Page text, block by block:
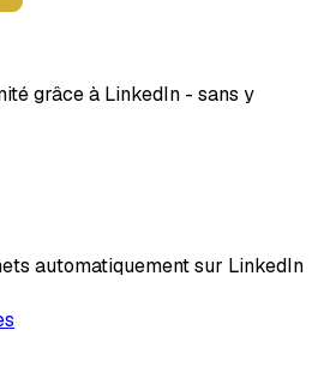
grâce à LinkedIn - sans y
automatiquement sur LinkedIn